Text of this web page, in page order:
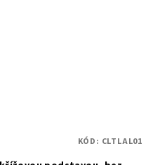
KÓD: CLTLAL01